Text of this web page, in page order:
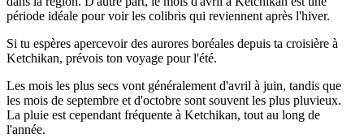
période idéale pour voir les colibris qui reviennent après l'hiver.
Si tu espères apercevoir des aurores boréales depuis ta croisière à
Ketchikan, prévois ton voyage pour l'été.
Les mois les plus secs vont généralement d'avril à juin, tandis que
les mois de septembre et d'octobre sont souvent les plus pluvieux.
La pluie est cependant fréquente à Ketchikan, tout au long de
l'année.